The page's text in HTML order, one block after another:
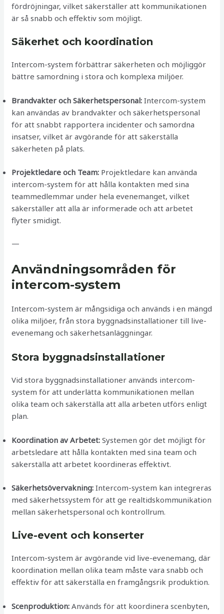
fördröjningar, vilket säkerställer att kommunikationen
är så snabb och effektiv som möjligt.
Säkerhet och koordination
Intercom-system förbättrar säkerheten och möjliggör
bättre samordning i stora och komplexa miljöer.
Brandvakter och Säkerhetspersonal: Intercom-system
kan användas av brandvakter och säkerhetspersonal
för att snabbt rapportera incidenter och samordna
insatser, vilket är avgörande för att säkerställa
säkerheten på plats.
Projektledare och Team: Projektledare kan använda
intercom-system för att hålla kontakten med sina
teammedlemmar under hela evenemanget, vilket
säkerställer att alla är informerade och att arbetet
flyter smidigt.
—
Användningsområden för
intercom-system
Intercom-system är mångsidiga och används i en mängd
olika miljöer, från stora byggnadsinstallationer till live-
evenemang och säkerhetsanläggningar.
Stora byggnadsinstallationer
Vid stora byggnadsinstallationer används intercom-
system för att underlätta kommunikationen mellan
olika team och säkerställa att alla arbeten utförs enligt
plan.
Koordination av Arbetet: Systemen gör det möjligt för
arbetsledare att hålla kontakten med sina team och
säkerställa att arbetet koordineras effektivt.
Säkerhetsövervakning: Intercom-system kan integreras
med säkerhetssystem för att ge realtidskommunikation
mellan säkerhetspersonal och kontrollrum.
Live-event och konserter
Intercom-system är avgörande vid live-evenemang, där
koordination mellan olika team måste vara snabb och
effektiv för att säkerställa en framgångsrik produktion.
Scenproduktion: Används för att koordinera scenbyten,